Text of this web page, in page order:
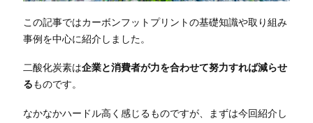
この記事ではカーボンフットプリントの基礎知識や取り組み
事例を中心に紹介しました。
二酸化炭素は企業と消費者が力を合わせて努力すれば減らせ
るものです。
なかなかハードル高く感じるものですが、まずは今回紹介し